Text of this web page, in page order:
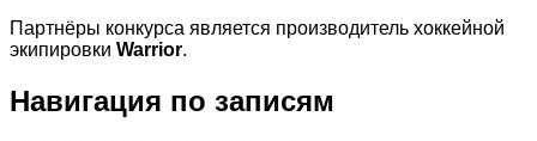
Партнёры конкурса является производитель хоккейной
экипировки Warrior.
Навигация по записям